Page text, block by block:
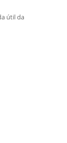
útil da